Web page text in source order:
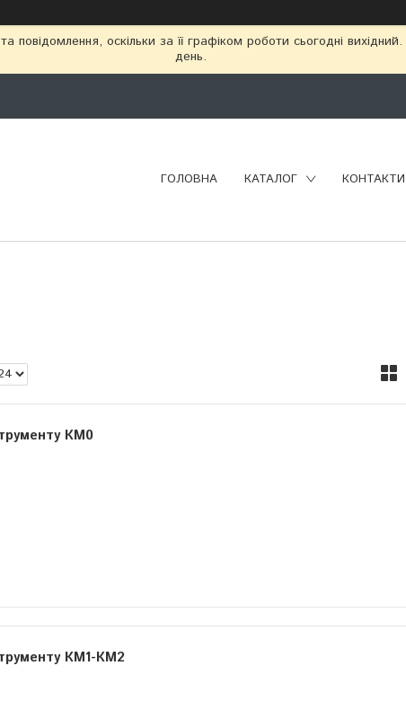
оскільки за її графіком роботи сьогодні
день.
ГОЛОВНА КАТАЛОГ КОНТАКТИ
КМ0
КМ1-КМ2